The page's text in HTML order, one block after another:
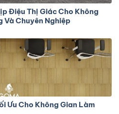
Điệu Thị Giác Cho Không
Và Chuyên Nghiệp
Ưu Cho Không Gian Làm